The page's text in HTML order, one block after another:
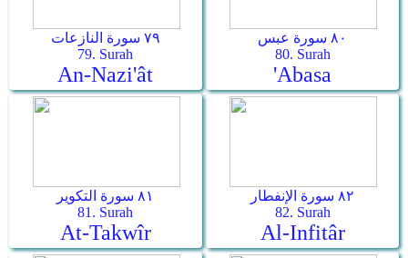
٧٩ سورة النازعات
79. Surah
An-Nazi'ât
٨٠ سورة عبس
80. Surah
'Abasa
٨١ سورة التكوير
81. Surah
At-Takwîr
٨٢ سورة الإنفطار
82. Surah
Al-Infitâr